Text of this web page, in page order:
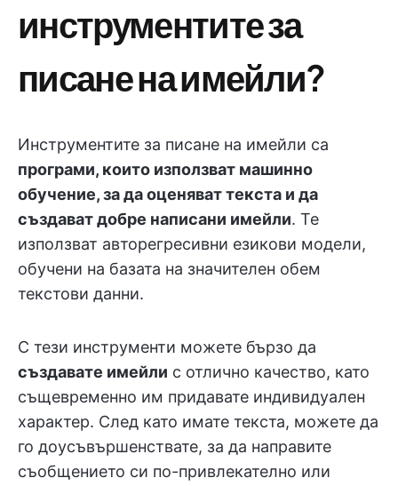
инструментите за
писане на имейли?
Инструментите за писане на имейли са
програми, които използват машинно
обучение, за да оценяват текста и да
създават добре написани имейли. Те
използват авторегресивни езикови модели,
обучени на базата на значителен обем
текстови данни.
С тези инструменти можете бързо да
създавате имейли с отлично качество, като
същевременно им придавате индивидуален
характер. След като имате текста, можете да
го доусъвършенствате, за да направите
съобщението си по-привлекателно или